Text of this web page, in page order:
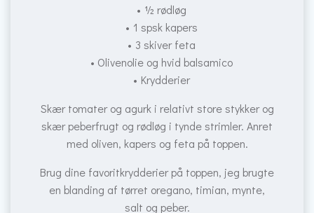
½ rødløg
1 spsk kapers
3 skiver feta
Olivenolie og hvid balsamico
Krydderier
Skær tomater og agurk i relativt store stykker og
skær peberfrugt og rødløg i tynde strimler. Anret
med oliven, kapers og feta på toppen.
Brug dine favoritkrydderier på toppen, jeg brugte
en blanding af tørret oregano, timian, mynte,
salt og peber.